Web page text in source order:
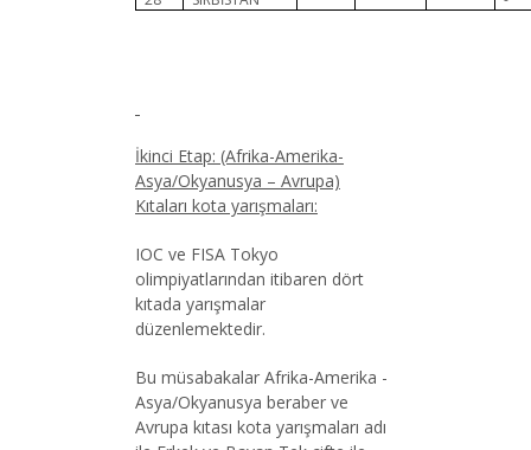
İkinci Etap: (Afrika-Amerika-
Asya/Okyanusya – Avrupa)
Kıtaları kota yarışmaları:
IOC ve FISA Tokyo
olimpiyatlarından itibaren dört
kıtada yarışmalar
düzenlemektedir.
Bu müsabakalar Afrika-Amerika -
Asya/Okyanusya beraber ve
Avrupa kıtası kota yarışmaları adı